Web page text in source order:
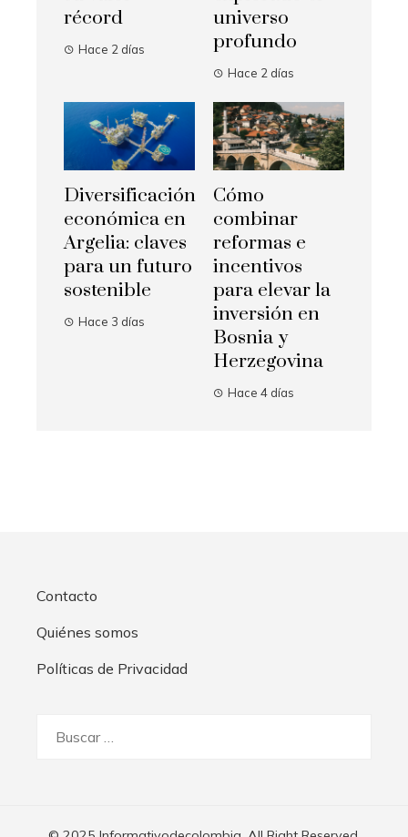
récord
Hace 2 días
universo
profundo
Hace 2 días
Diversificación
económica en
Argelia: claves
para un futuro
sostenible
Hace 3 días
Cómo
combinar
reformas e
incentivos
para elevar la
inversión en
Bosnia y
Herzegovina
Hace 4 días
Contacto
Quiénes somos
Políticas de Privacidad